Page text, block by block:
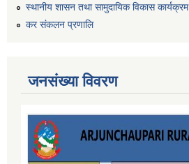
स्थानीय शासन तथा सामुदायिक विकास कार्यक्रम
कर स‌ंकलन प्रणालि
जनसंख्या विवरण